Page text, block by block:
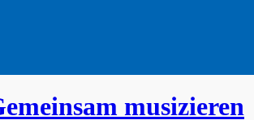
musizieren